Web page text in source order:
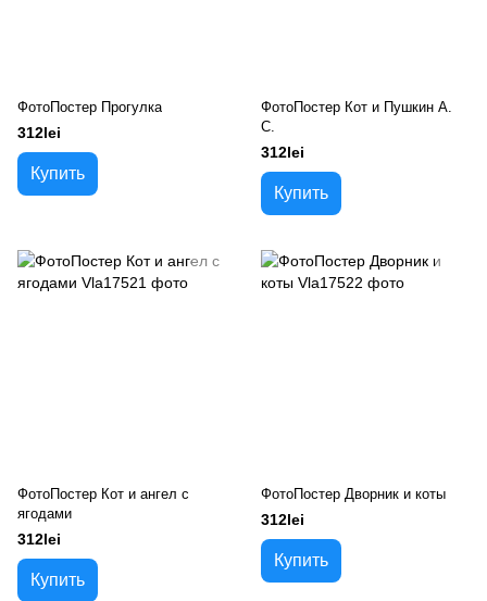
ФотоПостер Прогулка
312lei
Купить
ФотоПостер Кот и Пушкин А.
С.
312lei
Купить
ФотоПостер Кот и ангел с
ягодами
312lei
Купить
ФотоПостер Дворник и коты
312lei
Купить